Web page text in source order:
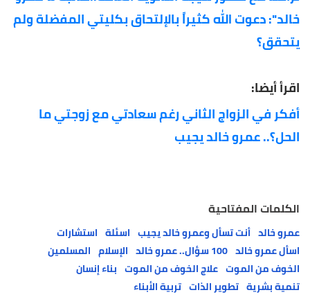
خالد": دعوت الله كثيراً بالإلتحاق بكليتي المفضلة ولم
يتحقق؟
اقرأ أيضا:
أفكر في الزواج الثاني رغم سعادتي مع زوجتي ما
الحل؟.. عمرو خالد يجيب
الكلمات المفتاحية
عمرو خالد أنت تسأل وعمرو خالد يجيب اسئلة استشارات
اسأل عمرو خالد 100 سؤال.. عمرو خالد الإسلام المسلمين
الخوف من الموت علاج الخوف من الموت بناء إنسان
تنمية بشرية تطوير الذات تربية الأبناء